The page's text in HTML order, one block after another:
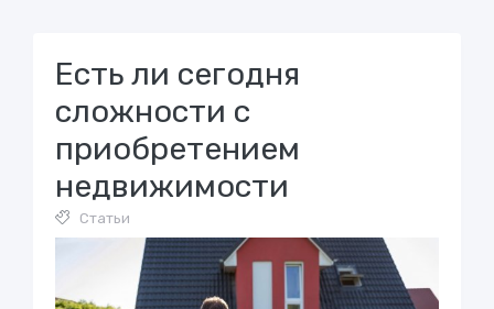
Есть ли сегодня
сложности с
приобретением
недвижимости
Статьи